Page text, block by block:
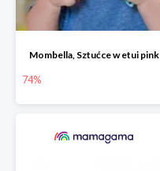
Mombella, Sztućce w etui pink
74%